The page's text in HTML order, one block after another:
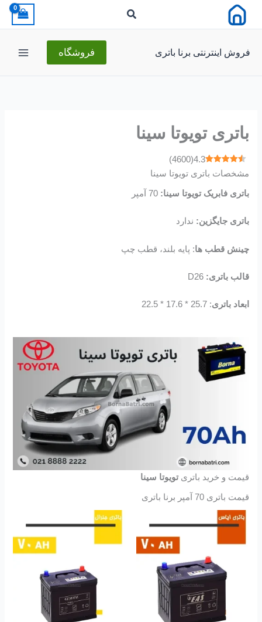
فروش اینترنتی برنا باتری فروشگاه
باتری تویوتا سینا
4.3
(
4600
)
مشخصات باتری تویوتا سینا
باتری فابریک تویوتا سینا:70 آمپر
باتری جایگزین: ندارد
چینش قطب ها: پایه بلند، قطب چپ
قالب باتری:D26
ابعاد باتری: 25.7 * 17.6 * 22.5
قیمت و خرید باتریتویوتا سینا
قیمت باتری 70 آمپر برنا باتری